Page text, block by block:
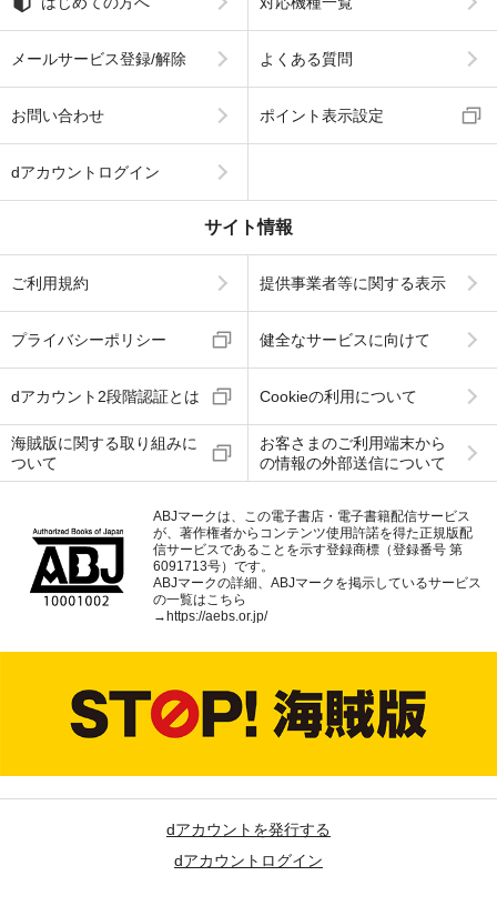
メールサービス登録/解除 よくある質問
お問い合わせ ポイント表示設定
dアカウントログイン
サイト情報
ご利用規約 提供事業者等に関する表示
プライバシーポリシー 健全なサービスに向けて
dアカウント2段階認証とは Cookieの利用について
海賊版に関する取り組みに
ついて
お客さまのご利用端末から
の情報の外部送信について
ABJマークは、この電子書店・電子書籍配信サービス
が、著作権者からコンテンツ使用許諾を得た正規版配
信サービスであることを示す登録商標（登録番号 第
6091713号）です。
ABJマークの詳細、ABJマークを掲示しているサービス
の一覧はこちら
→ https://aebs.or.jp/
dアカウントを発行する
dアカウントログイン